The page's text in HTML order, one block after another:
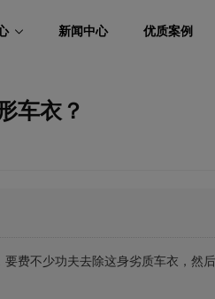
新闻中心 优质案例
车衣？
费不少功夫去除这身劣质车衣，然